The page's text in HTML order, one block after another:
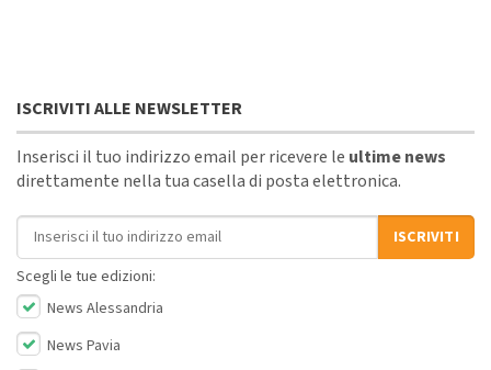
ISCRIVITI ALLE NEWSLETTER
Inserisci il tuo indirizzo email per ricevere le ultime news
direttamente nella tua casella di posta elettronica.
Indirizzo email
ISCRIVITI
Scegli le tue edizioni:
News Alessandria
News Pavia